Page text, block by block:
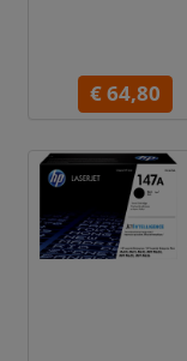
€ 64,80